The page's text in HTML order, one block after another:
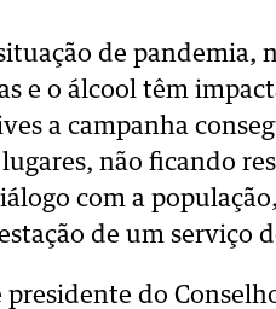
de pandemia,
e o álcool têm
a campanha
não ficando
com a
de um serviço
presidente do